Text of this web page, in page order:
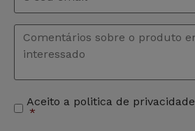
Comentários
Aceitação
de
Aceito a politica de privacidade
*